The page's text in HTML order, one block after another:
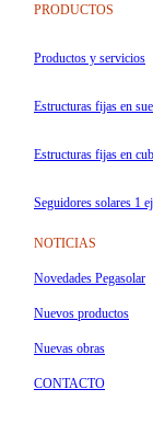
PRODUCTOS
Productos y servicios
Estructuras fijas en
Estructuras fijas en
Seguidores solares 1
NOTICIAS
Novedades Pegasolar
Nuevos productos
Nuevas obras
CONTACTO